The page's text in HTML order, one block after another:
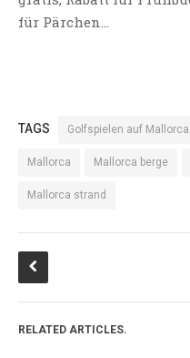
für Pärchen…
TAGS Golfspielen auf Mallorca
Mallorca Mallorca berge
Mallorca strand
RELATED ARTICLES.